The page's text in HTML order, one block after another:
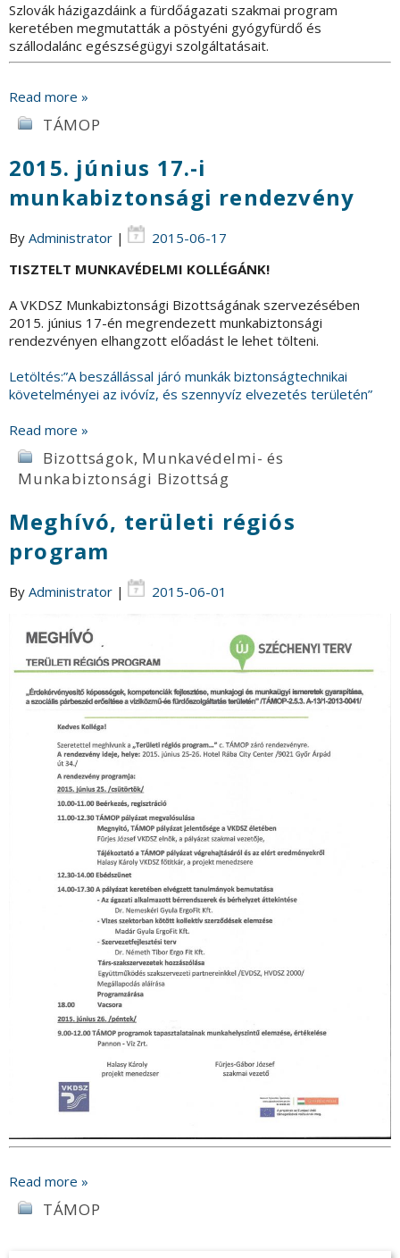
Szlovák házigazdáink a fürdőágazati szakmai program
keretében megmutatták a pöstyéni gyógyfürdő és
szállodalánc egészségügyi szolgáltatásait.
Read more »
TÁMOP
2015. június 17.-i
munkabiztonsági rendezvény
By Administrator |
2015-06-17
TISZTELT MUNKAVÉDELMI KOLLÉGÁNK!
A VKDSZ Munkabiztonsági Bizottságának szervezésében
2015. június 17-én megrendezett munkabiztonsági
rendezvényen elhangzott előadást le lehet tölteni.
Letöltés:”A beszállással járó munkák biztonságtechnikai
követelményei az ivóvíz, és szennyvíz elvezetés területén”
Read more »
Bizottságok, Munkavédelmi- és
Munkabiztonsági Bizottság
Meghívó, területi régiós
program
By Administrator | 2015-06-01
Read more »
TÁMOP